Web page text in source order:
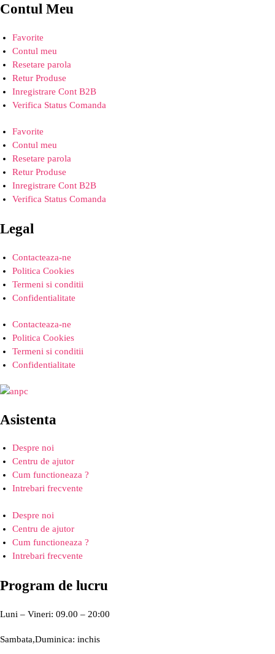
Contul Meu
Favorite
Contul meu
Resetare parola
Retur Produse
Inregistrare Cont B2B
Verifica Status Comanda
Favorite
Contul meu
Resetare parola
Retur Produse
Inregistrare Cont B2B
Verifica Status Comanda
Legal
Contacteaza-ne
Politica Cookies
Termeni si conditii
Confidentialitate
Contacteaza-ne
Politica Cookies
Termeni si conditii
Confidentialitate
Asistenta
Despre noi
Centru de ajutor
Cum functioneaza ?
Intrebari frecvente
Despre noi
Centru de ajutor
Cum functioneaza ?
Intrebari frecvente
Program de lucru
Luni – Vineri: 09.00 – 20:00
Sambata,Duminica: inchis